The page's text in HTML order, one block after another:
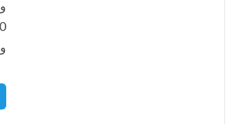
و iPhone 12 PRO و iPhone 12 PRO MAX و iPhone 13 PRO MAX و iPhone 13 PPO و iPhone 13 و iPhone 13 ميني.